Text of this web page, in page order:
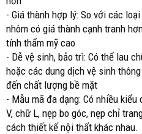
- Giá thành hợp lý: So với các
nhôm có giá thành cạnh tranh
tính thẩm mỹ cao
- Dễ vệ sinh, bảo trì: Có thể lau
hoặc các dung dịch vệ sinh
đến chất lượng bề mặt
- Mẫu mã đa dạng: Có nhiều
V, chữ L, nẹp bo góc, nẹp chỉ
cách thiết kế nội thất khác nhau.